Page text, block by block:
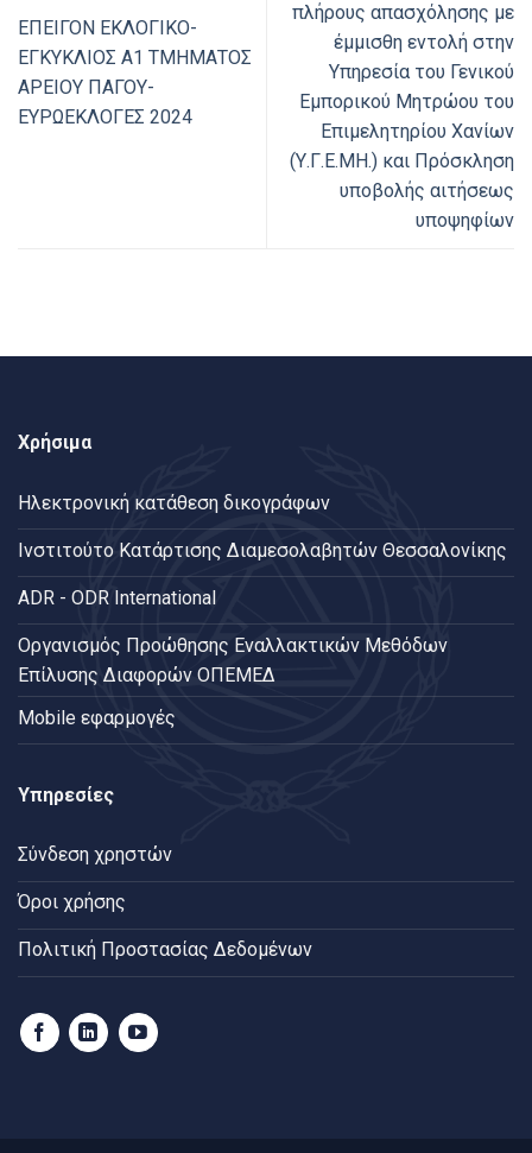
ΕΠΕΙΓΟΝ ΕΚΛΟΓΙΚΟ-
ΕΓΚΥΚΛΙΟΣ Α1 ΤΜΗΜΑΤΟΣ
ΑΡΕΙΟΥ ΠΑΓΟΥ-
ΕΥΡΩΕΚΛΟΓΕΣ 2024
πλήρους απασχόλησης με
έμμισθη εντολή στην
Υπηρεσία του Γενικού
Εμπορικού Μητρώου του
Επιμελητηρίου Χανίων
(Υ.Γ.Ε.ΜΗ.) και Πρόσκληση
υποβολής αιτήσεως
υποψηφίων
Χρήσιμα
Ηλεκτρονική κατάθεση δικογράφων
Ινστιτούτο Κατάρτισης Διαμεσολαβητών Θεσσαλονίκης
ADR - ODR International
Oργανισμός Προώθησης Εναλλακτικών Μεθόδων
Επίλυσης Διαφορών ΟΠΕΜΕΔ
Mobile εφαρμογές
Υπηρεσίες
Σύνδεση χρηστών
Όροι χρήσης
Πολιτική Προστασίας Δεδομένων